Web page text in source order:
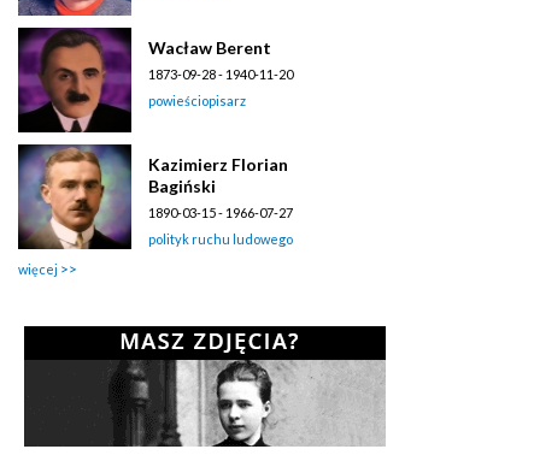
Wacław Berent
1873-09-28 - 1940-11-20
powieściopisarz
Kazimierz Florian
Bagiński
1890-03-15 - 1966-07-27
polityk ruchu ludowego
więcej